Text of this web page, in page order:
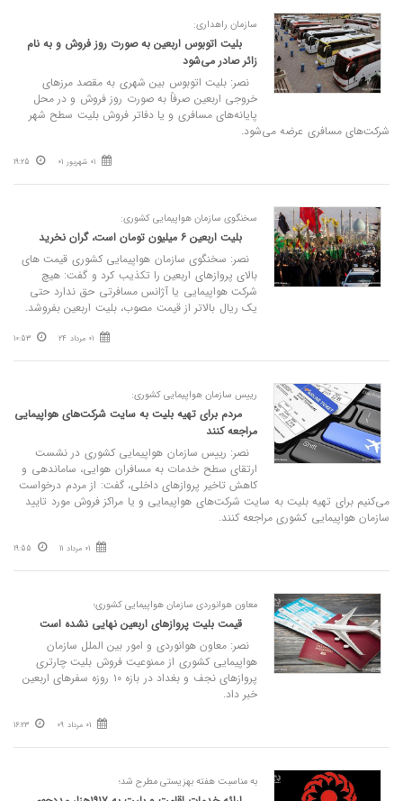
سازمان راهداری:
بلیت اتوبوس‌ اربعین به صورت روز فروش و به نام
زائر صادر می‌شود
نصر: بلیت اتوبوس بین شهری به مقصد مرزهای
خروجی اربعین صرفاً به صورت روز فروش و در محل
پایانه‌های مسافری و یا دفاتر فروش بلیت سطح شهر
شرکت‌های مسافری عرضه می‌شود.
01 شهریور 01 19:25
سخنگوی سازمان هواپیمایی کشوری:
بلیت اربعین ۶ میلیون تومان است، گران نخرید
نصر: سخنگوی سازمان هواپیمایی کشوری قیمت های
بالای پروازهای اربعین را تکذیب کرد و گفت: هیچ
شرکت هواپیمایی یا آژانس مسافرتی حق ندارد حتی
یک ریال بالاتر از قیمت مصوب، بلیت اربعین بفروشد.
01 مرداد 24 10:53
رییس سازمان هواپیمایی کشوری:
مردم برای تهیه بلیت به سایت شرکت‌های هواپیمایی
مراجعه کنند
نصر: رییس سازمان هواپیمایی کشوری در نشست
ارتقای سطح خدمات به مسافران هوایی، ساماندهی و
کاهش تاخیر پروازهای داخلی، گفت: از مردم درخواست
می‌کنیم برای تهیه بلیت به سایت شرکت‌های هواپیمایی و یا مراکز فروش مورد تایید
سازمان هواپیمایی کشوری مراجعه کنند.
01 مرداد 11 19:55
معاون هوانوردی سازمان هواپیمایی کشوری؛
قیمت بلیت پروازهای اربعین نهایی نشده است
نصر: معاون هوانوردی و امور بین الملل سازمان
هواپیمایی کشوری از ممنوعیت فروش بلیت چارتری
پروازهای نجف و بغداد در بازه ۱۰ روزه سفرهای اربعین
خبر داد.
01 مرداد 09 16:23
به مناسبت هفته بهزیستی مطرح شد؛